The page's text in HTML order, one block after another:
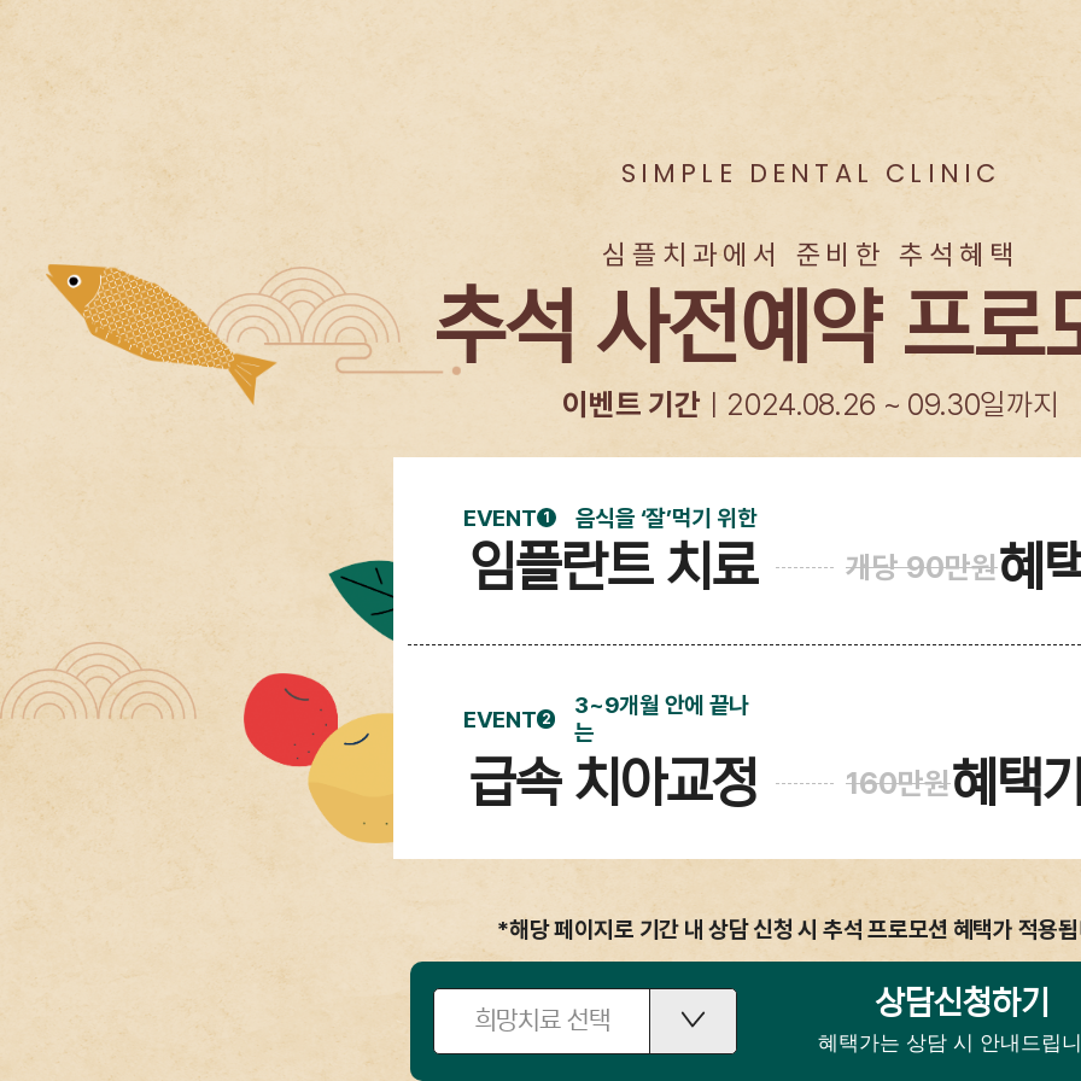
SIMPLE DENTAL CLINIC
심플치과에서 준비한 추석혜택
추석 사전예약 프로
이벤트 기간ㅣ2024.08.26 ~ 09.30일까지
EVENT 1 음식을 ‘잘’먹기 위한
임플란트 치료 개당 90만원혜
EVENT 2
3~9개월 안에 끝나
는
급속 치아교정 160만원혜택
*해당 페이지로 기간 내 상담 신청 시 추석 프로모션 혜택가 적용
희망치료 선택 상담신청하기
혜택가는 상담 시 안내드립